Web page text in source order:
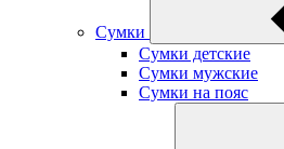
Сумки
Сумки детские
Сумки мужские
Сумки на пояс